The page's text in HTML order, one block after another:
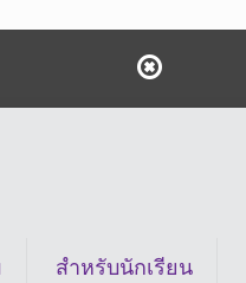
สำหรับนักเรียน